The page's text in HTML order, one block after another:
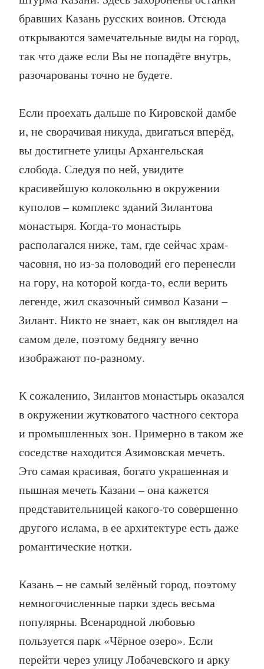
бравших Казань русских воинов. Отсюда
открываются замечательные виды на город,
так что даже если Вы не попадёте внутрь,
разочарованы точно не будете.
Если проехать дальше по Кировской дамбе
и, не сворачивая никуда, двигаться вперёд,
вы достигнете улицы Архангельская
слобода. Следуя по ней, увидите
красивейшую колокольню в окружении
куполов – комплекс зданий Зилантова
монастыря. Когда-то монастырь
располагался ниже, там, где сейчас храм-
часовня, но из-за половодий его перенесли
на гору, на которой когда-то, если верить
легенде, жил сказочный символ Казани –
Зилант. Никто не знает, как он выглядел на
самом деле, поэтому беднягу вечно
изображают по-разному.
К сожалению, Зилантов монастырь оказался
в окружении жутковатого частного сектора
и промышленных зон. Примерно в таком же
соседстве находится Азимовская мечеть.
Это самая красивая, богато украшенная и
пышная мечеть Казани – она кажется
представительницей какого-то совершенно
другого ислама, в ее архитектуре есть даже
романтические нотки.
Казань – не самый зелёный город, поэтому
немногочисленные парки здесь весьма
популярны. Всенародной любовью
пользуется парк «Чёрное озеро». Если
перейти через улицу Лобачевского и арку